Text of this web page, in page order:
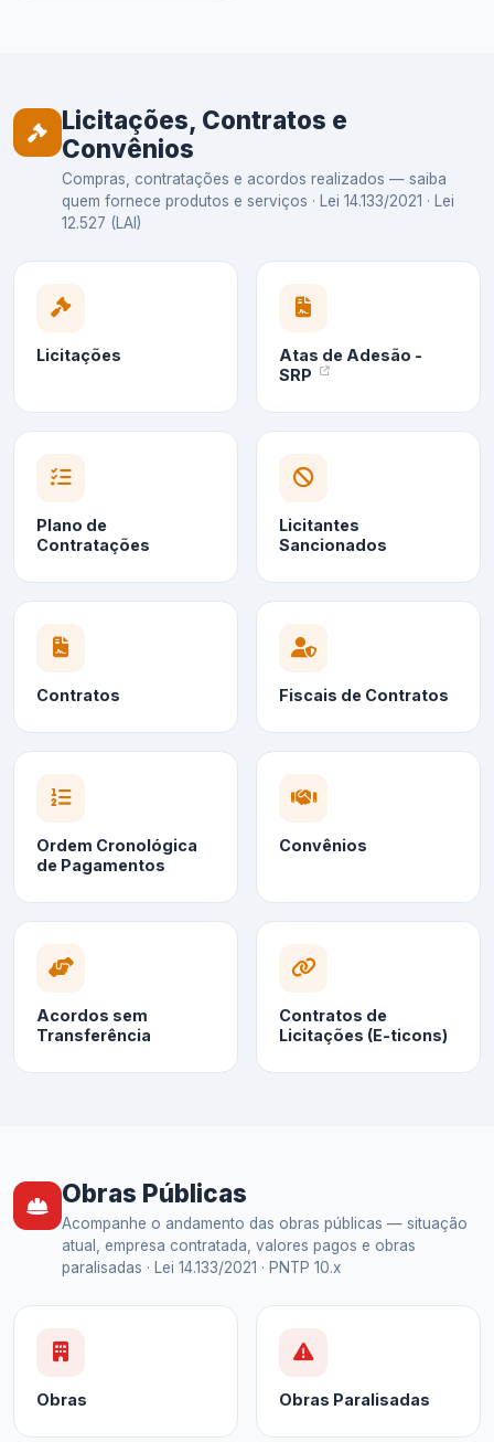
Licitações, Contratos e
Convênios
Compras, contratações e acordos realizados — saiba
quem fornece produtos e serviços · Lei 14.133/2021 · Lei
12.527 (LAI)
Licitações
Atas de Adesão -
SRP
Plano de
Contratações
Licitantes
Sancionados
Contratos Fiscais de Contratos
Ordem Cronológica
de Pagamentos
Convênios
Acordos sem
Transferência
Contratos de
Licitações (E-ticons)
Obras Públicas
Acompanhe o andamento das obras públicas — situação
atual, empresa contratada, valores pagos e obras
paralisadas · Lei 14.133/2021 · PNTP 10.x
Obras Obras Paralisadas